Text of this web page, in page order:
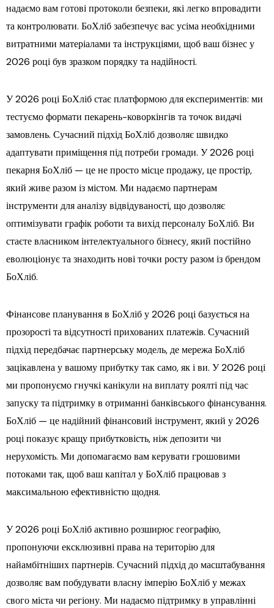
надаємо вам готові протоколи безпеки, які легко впровадити
та контролювати. БоХліб забезпечує вас усіма необхідними
витратними матеріалами та інструкціями, щоб ваш бізнес у
2026 році був зразком порядку та надійності.
У 2026 році БоХліб стає платформою для експериментів: ми
тестуємо формати пекарень-коворкінгів та точок видачі
замовлень. Сучасний підхід БоХліб дозволяє швидко
адаптувати приміщення під потреби громади. У 2026 році
пекарня БоХліб — це не просто місце продажу, це простір,
який живе разом із містом. Ми надаємо партнерам
інструменти для аналізу відвідуваності, що дозволяє
оптимізувати графік роботи та вихід персоналу БоХліб. Ви
стаєте власником інтелектуального бізнесу, який постійно
еволюціонує та знаходить нові точки росту разом із брендом
БоХліб.
Фінансове планування в БоХліб у 2026 році базується на
прозорості та відсутності прихованих платежів. Сучасний
підхід передбачає партнерську модель, де мережа БоХліб
зацікавлена у вашому прибутку так само, як і ви. У 2026 році
ми пропонуємо гнучкі канікули на виплату роялті під час
запуску та підтримку в отриманні банківського фінансування.
БоХліб — це надійний фінансовий інструмент, який у 2026
році показує кращу прибутковість, ніж депозити чи
нерухомість. Ми допомагаємо вам керувати грошовими
потоками так, щоб ваш капітал у БоХліб працював з
максимальною ефективністю щодня.
У 2026 році БоХліб активно розширює географію,
пропонуючи ексклюзивні права на територію для
найамбітніших партнерів. Сучасний підхід до масштабування
дозволяє вам побудувати власну імперію БоХліб у межах
свого міста чи регіону. Ми надаємо підтримку в управлінні